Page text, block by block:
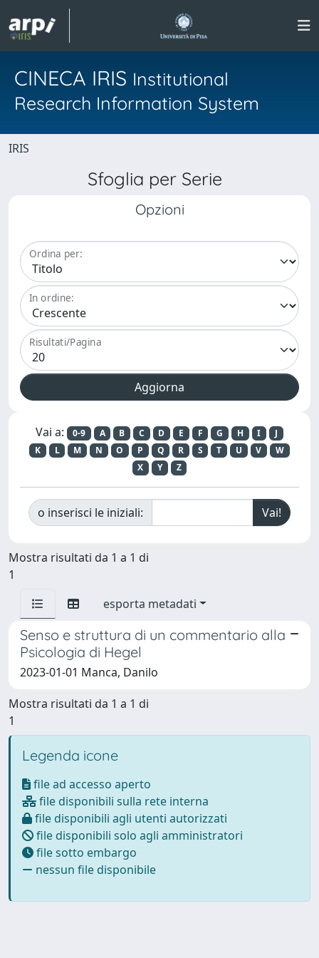
CINECA IRIS Institutional
Research Information System
IRIS
Sfoglia per Serie
Opzioni
Ordina per:
In ordine:
Risultati/Pagina
Vai a: 0-9 A B C D E F G H I
J
K
L M N O P Q R S T U V
W
X
Y Z
o inserisci le iniziali:
Mostra risultati da 1 a 1 di
1
esporta metadati
Senso e struttura di un commentario alla
Psicologia di Hegel
2023-01-01 Manca, Danilo
Mostra risultati da 1 a 1 di
1
Legenda icone
file ad accesso aperto
file disponibili sulla rete interna
file disponibili agli utenti autorizzati
file disponibili solo agli amministratori
file sotto embargo
nessun file disponibile